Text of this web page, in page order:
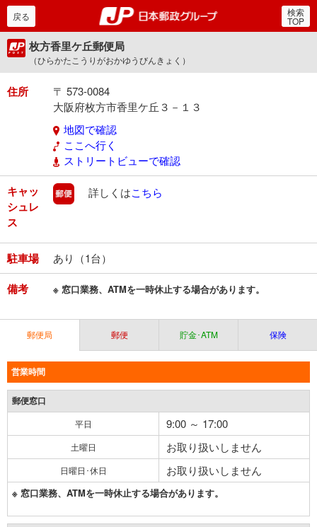
郵便局・日本郵政グルー
戻る 検索
TOP
枚方香里ケ丘郵便局
（ひらかたこうりがおかゆうびんきょく）
住所
〒 573-0084
大阪府枚方市香里ケ丘３－１３
地図で確認
ここへ行く
ストリートビューで確認
キャッ
シュレ
ス
郵便
詳しくはこちら
駐車場 あり（1台）
備考 ※ 窓口業務、ATMを一時休止する場合があります。
郵便局 郵便 貯金･ATM 保険
営業時間
郵便窓口
平日 9:00 ～ 17:00
土曜日 お取り扱いしません
日曜日･休日 お取り扱いしません
※ 窓口業務、ATMを一時休止する場合があります。